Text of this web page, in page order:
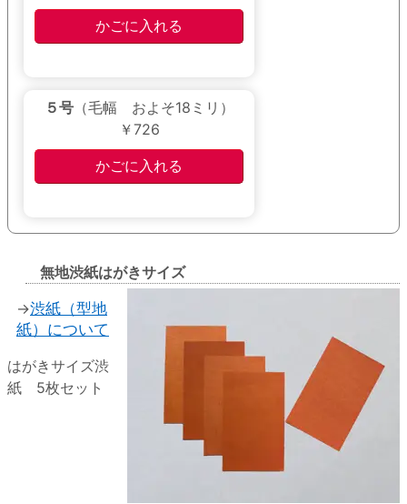
５号（毛幅 およそ18ミリ）
￥726
無地渋紙はがきサイズ
→渋紙（型地
紙）について
はがきサイズ渋
紙 5枚セット